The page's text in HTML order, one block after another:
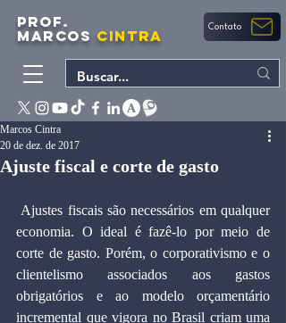
PROF.
MARCOS CINTRA Contato
Ajuste fiscal e corte de gasto
Marcos Cintra
20 de dez. de 2017
economia. O ideal é fazê-lo por meio de
corte de gasto. Porém, o corporativismo e o
clientelismo associados aos gastos
obrigatórios e ao modelo orçamentário
incremental que vigora no Brasil criam uma